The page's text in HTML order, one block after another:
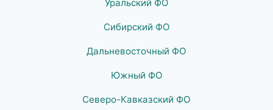
Уральский ФО
Сибирский ФО
Дальневосточный ФО
Южный ФО
Северо-Кавказский ФО